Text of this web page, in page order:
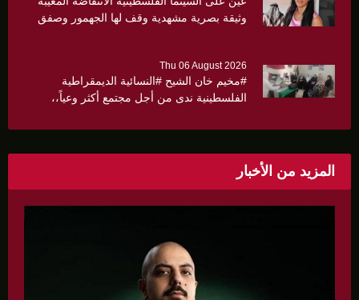
وثيقة بصرية مشهدية وقف لها الجهمور وصفق
Thu 06 August 2026
#مخيم خان الشيح #النسائية الديمقراطية
الفلسطينية ندى من أجل مجتمع أكثر وعياً،،
بروشورات توعوية على سيدات الحي.
المزيد من الأخبار